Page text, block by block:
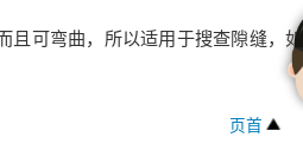
且可弯曲，所以适用于搜查隙缝，如
页首